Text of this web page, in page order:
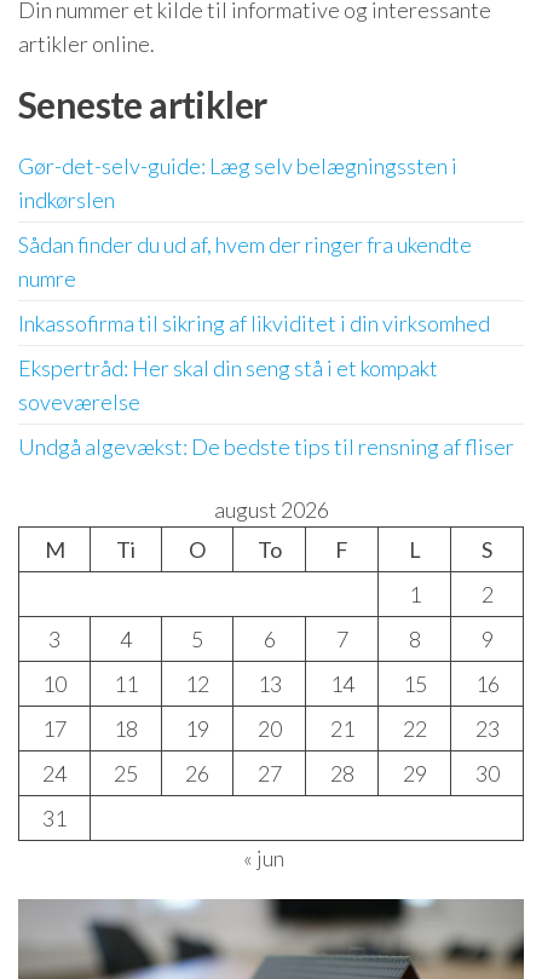
Din nummer et kilde til informative og interessante
artikler online.
Seneste artikler
Gør-det-selv-guide: Læg selv belægningssten i
indkørslen
Sådan finder du ud af, hvem der ringer fra ukendte
numre
Inkassofirma til sikring af likviditet i din virksomhed
Ekspertråd: Her skal din seng stå i et kompakt
soveværelse
Undgå algevækst: De bedste tips til rensning af fliser
august 2026
M
Ti O To F L
S
1
2
3
4 5 6 7 8
9
10
11 12 13 14 15
16
17
18 19 20 21 22
23
24
25 26 27 28 29
30
31
« jun